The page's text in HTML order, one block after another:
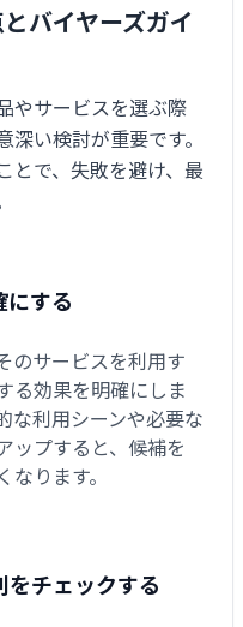
バイヤーズガイ
やサービスを選ぶ際
い検討が重要です。
とで、失敗を避け、最
にする
のサービスを利用す
る効果を明確にしま
な利用シーンや必要な
ップすると、候補を
ります。
をチェックする